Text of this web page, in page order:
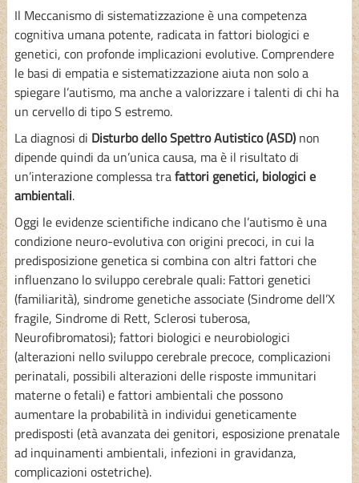
Il Meccanismo di sistematizzazione è una competenza
cognitiva umana potente, radicata in fattori biologici e
genetici, con profonde implicazioni evolutive. Comprendere
le basi di empatia e sistematizzazione aiuta non solo a
spiegare l’autismo, ma anche a valorizzare i talenti di chi ha
un cervello di tipo S estremo.
La diagnosi di Disturbo dello Spettro Autistico (ASD)non
dipende quindi da un’unica causa, ma è il risultato di
un’interazione complessa trafattori genetici, biologici e
ambientali.
Oggi le evidenze scientifiche indicano che l’autismo è una
condizione neuro-evolutiva con origini precoci, in cui la
predisposizione genetica si combina con altri fattori che
influenzano lo sviluppo cerebrale quali: Fattori genetici
(familiarità), sindrome genetiche associate (Sindrome dell’X
fragile, Sindrome di Rett, Sclerosi tuberosa,
Neurofibromatosi); fattori biologici e neurobiologici
(alterazioni nello sviluppo cerebrale precoce, complicazioni
perinatali, possibili alterazioni delle risposte immunitari
materne o fetali) e fattori ambientali che possono
aumentare la probabilità in individui geneticamente
predisposti (età avanzata dei genitori, esposizione prenatale
ad inquinamenti ambientali, infezioni in gravidanza,
complicazioni ostetriche).